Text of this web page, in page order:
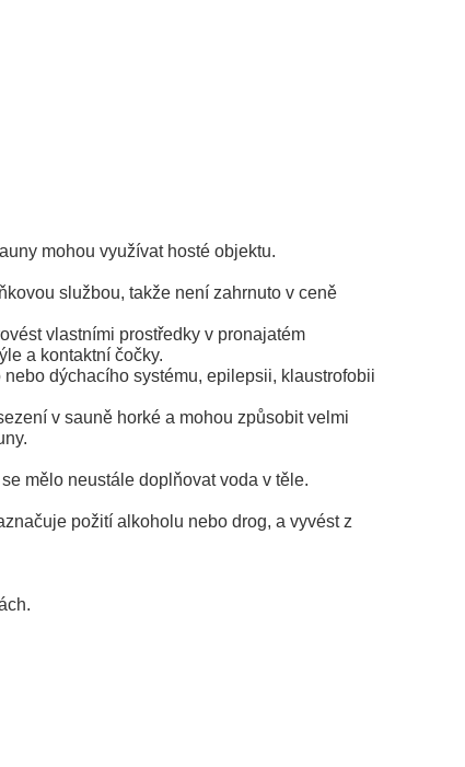
mohou využívat hosté objektu.
službou, takže není zahrnuto v ceně
vlastními prostředky v pronajatém
a kontaktní čočky.
dýchacího systému, epilepsii, klaustrofobii
v sauně horké a mohou způsobit velmi
mělo neustále doplňovat voda v těle.
požití alkoholu nebo drog, a vyvést z